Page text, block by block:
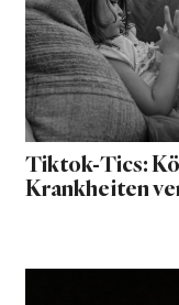
Tiktok-Tics:
Krankheiten